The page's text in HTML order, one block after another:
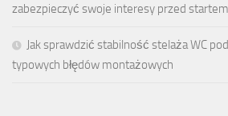
zabezpieczyć swoje interesy przed
Jak sprawdzić stabilność stelaża WC
typowych błędów montażowych